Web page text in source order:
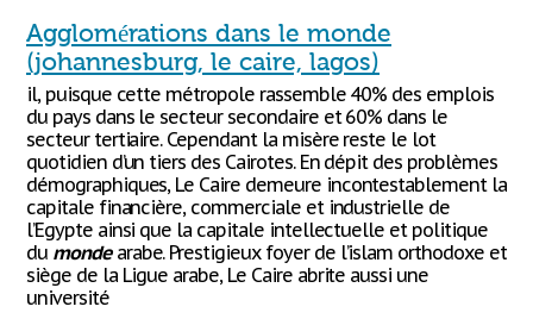
Agglomérations dans le monde
(johannesburg, le caire, lagos)
il, puisque cette métropole rassemble 40% des emplois
du pays dans le secteur secondaire et 60% dans le
secteur tertiaire. Cependant la misère reste le lot
quotidien d’un tiers des Cairotes. En dépit des problèmes
démographiques, Le Caire demeure incontestablement la
capitale financière, commerciale et industrielle de
l’Egypte ainsi que la capitale intellectuelle et politique
du mondearabe. Prestigieux foyer de l’islam orthodoxe et
siège de la Ligue arabe, Le Caire abrite aussi une
université